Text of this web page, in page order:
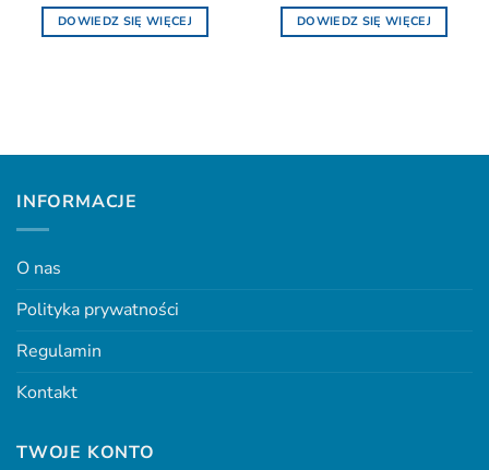
DOWIEDZ SIĘ WIĘCEJ DOWIEDZ SIĘ WIĘCEJ
INFORMACJE
O nas
Polityka prywatności
Regulamin
Kontakt
TWOJE KONTO